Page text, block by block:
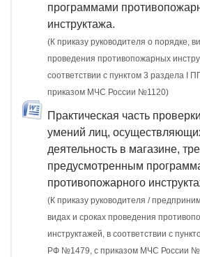
программами
инструктажа.
(К приказу руководителя о порядке,
проведения противопожарных
соответствии с пунктом 3 раздела I
приказом МЧС России №1120)
Практическая часть
умений лиц,
деятельность в магазине,
предусмотренным
противопожарного
(К приказу руководителя /
видах и сроках проведения
инструктажей, в соответствии с
РФ №1479, с приказом МЧС России